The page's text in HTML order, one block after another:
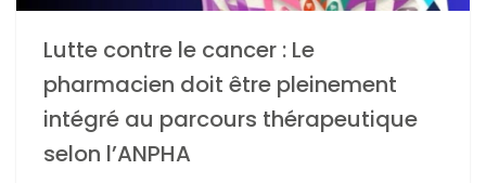
Lutte contre le cancer : Le
pharmacien doit être pleinement
intégré au parcours thérapeutique
selon l’ANPHA